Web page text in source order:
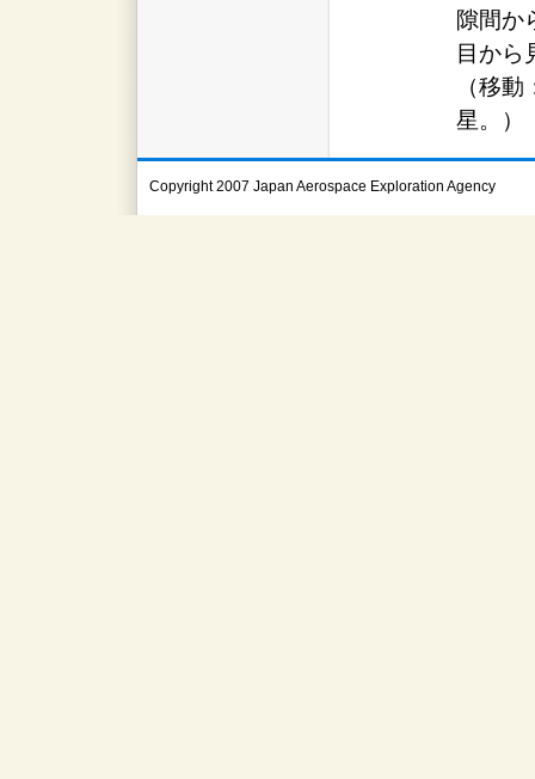
隙間か
目から
（移
星。）
Copyright 2007 Japan Aerospace Exploration Agency